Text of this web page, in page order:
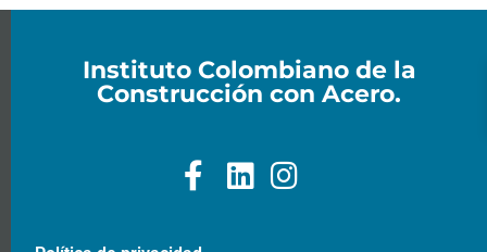
Instituto Colombiano de la
Construcción con Acero.